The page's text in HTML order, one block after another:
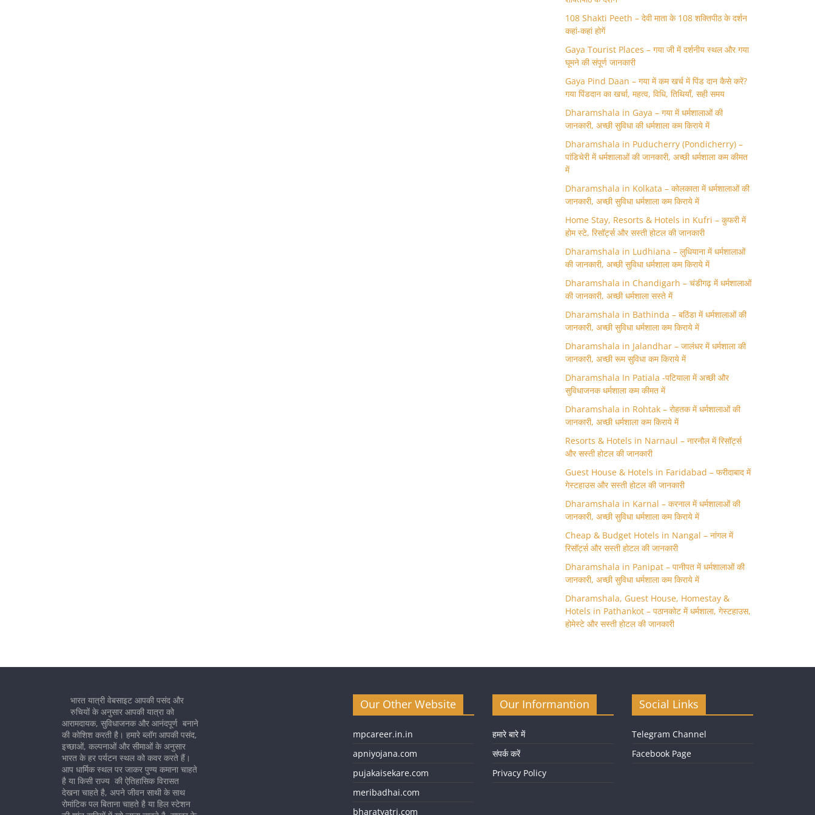
108 Shakti Peeth – देवी माता के 108 शक्तिपीठ के दर्शन
कहां-कहां होगें
Gaya Tourist Places – गया जी में दर्शनीय स्थल और गया
घूमने की संपूर्ण जानकारी
Gaya Pind Daan – गया में कम खर्च में पिंड दान कैसे करें?
गया पिंडदान का खर्चा, महत्व, विधि, तिथियाँ, सही समय
Dharamshala in Gaya – गया में धर्मशालाओं की
जानकारी, अच्छी सुविधा की धर्मशाला कम किराये में
Dharamshala in Puducherry (Pondicherry) –
पांडिचेरी में धर्मशालाओं की जानकारी, अच्छी धर्मशाला कम कीमत
में
Dharamshala in Kolkata – कोलकाता में धर्मशालाओं की
जानकारी, अच्छी सुविधा धर्मशाला कम किराये में
Home Stay, Resorts & Hotels in Kufri – कुफरी में
होम स्‍टे, रिसॉर्ट्स और सस्ती होटल की जानकारी
Dharamshala in Ludhiana – लुधियाना में धर्मशालाओं
की जानकारी, अच्छी सुविधा धर्मशाला कम किराये में
Dharamshala in Chandigarh – चंडीगढ़ में धर्मशालाओं
की जानकारी, अच्छी धर्मशाला सस्ते में
Dharamshala in Bathinda – बठिंडा में धर्मशालाओं की
जानकारी, अच्छी सुविधा धर्मशाला कम किराये में
Dharamshala in Jalandhar – जालंधर में धर्मशाला की
जानकारी, अच्छी रूम सुविधा कम किराये में
Dharamshala In Patiala -पटियाला में अच्छी और
सुविधाजनक धर्मशाला कम कीमत में
Dharamshala in Rohtak – रोहतक में धर्मशालाओं की
जानकारी, अच्छी धर्मशाला कम किराये में
Resorts & Hotels in Narnaul – नारनौल में रिसॉर्ट्स
और सस्ती होटल की जानकारी
Guest House & Hotels in Faridabad – फरीदाबाद में
गेस्टहाउस और सस्ती होटल की जानकारी
Dharamshala in Karnal – करनाल में धर्मशालाओं की
जानकारी, अच्छी सुविधा धर्मशाला कम किराये में
Cheap & Budget Hotels in Nangal – नांगल में
रिसॉर्ट्स और सस्ती होटल की जानकारी
Dharamshala in Panipat – पानीपत में धर्मशालाओं की
जानकारी, अच्छी सुविधा धर्मशाला कम किराये में
Dharamshala, Guest House, Homestay &
Hotels in Pathankot – पठानकोट में धर्मशाला, गेस्टहाउस,
होमेस्टे और सस्ती होटल की जानकारी
भारत यात्री वेबसाइट आपकी पसंद और
रुचियों के अनुसार आपकी यात्रा को
आरामदायक, सुविधाजनक और आनंदपूर्ण बनाने
की कोशिश करती है। हमारे ब्लॉग आपकी पसंद,
इच्छाओं, कल्पनाओं और सीमाओं के अनुसार
भारत के हर पर्यटन स्थल को कवर करते हैं।
आप धार्मिक स्थल पर जाकर पुण्य कमाना चाहते
है या किसी राज्य की ऐतिहासिक विरासत
देखना चाहते है, अपने जीवन साथी के साथ
रोमांटिक पल बिताना चाहते है या हिल स्टेशन
Our Other Website
mpcareer.in.in
apniyojana.com
pujakaisekare.com
meribadhai.com
bharatyatri.com
Our Informantion
हमारे बारे में
संपर्क करें
Privacy Policy
Social Links
Telegram Channel
Facebook Page